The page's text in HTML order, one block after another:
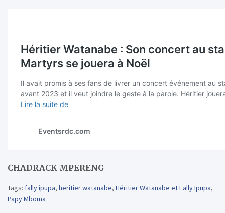
CHADRACK MPERENG
Tags: fally ipupa, heritier watanabe, Héritier Watanabe et Fally Ipupa,
Papy Mboma